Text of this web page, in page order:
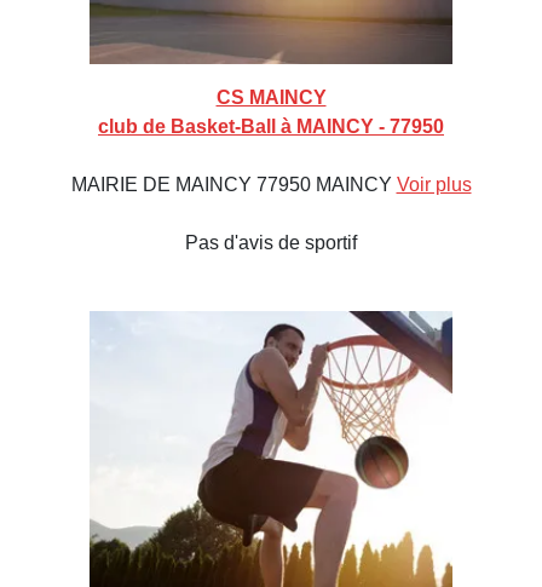
CS MAINCY
club de Basket-Ball à MAINCY - 77950
MAIRIE DE MAINCY 77950 MAINCY Voir plus
Pas d'avis de sportif